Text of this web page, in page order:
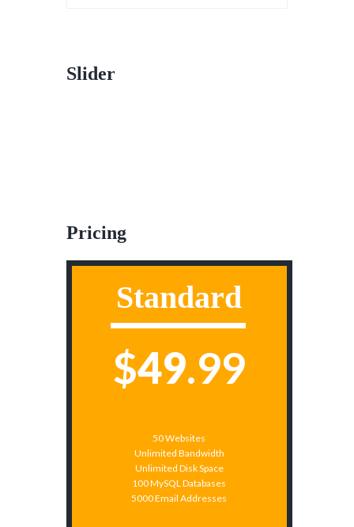
Slider
Pricing
Standard
$49 99
50 Websites
Unlimited Bandwidth
Unlimited Disk Space
100 MySQL Databases
5000 Email Addresses